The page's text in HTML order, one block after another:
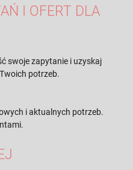
I OFERT DLA
swoje zapytanie i uzyskaj
potrzeb.
i aktualnych potrzeb.